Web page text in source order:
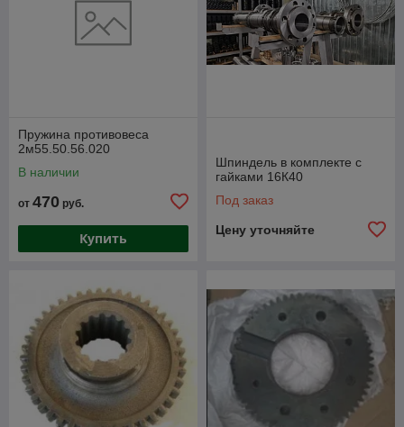
Пружина противовеса
2м55.50.56.020
В наличии
от 470 руб.
Купить
Шпиндель в комплекте с
гайками 16К40
Под заказ
Цену уточняйте